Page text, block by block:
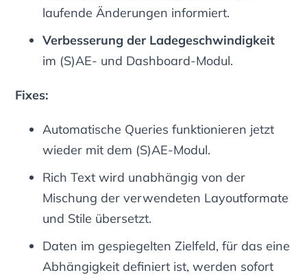
laufende Änderungen informiert.
Verbesserung der Ladegeschwindigkeit
im (S)AE- und Dashboard-Modul.
Fixes:
Automatische Queries funktionieren jetzt
wieder mit dem (S)AE-Modul.
Rich Text wird unabhängig von der
Mischung der verwendeten Layoutformate
und Stile übersetzt.
Daten im gespiegelten Zielfeld, für das eine
Abhängigkeit definiert ist, werden sofort